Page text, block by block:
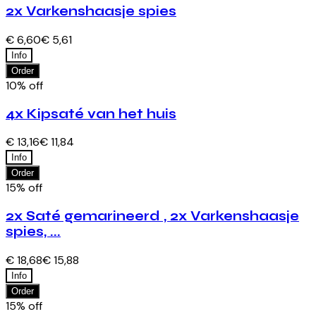
2x Varkenshaasje spies
€ 6,60€ 5,61
Info
Order
10% off
4x Kipsaté van het huis
€ 13,16€ 11,84
Info
Order
15% off
2x Saté gemarineerd , 2x Varkenshaasje
spies, ...
€ 18,68€ 15,88
Info
Order
15% off